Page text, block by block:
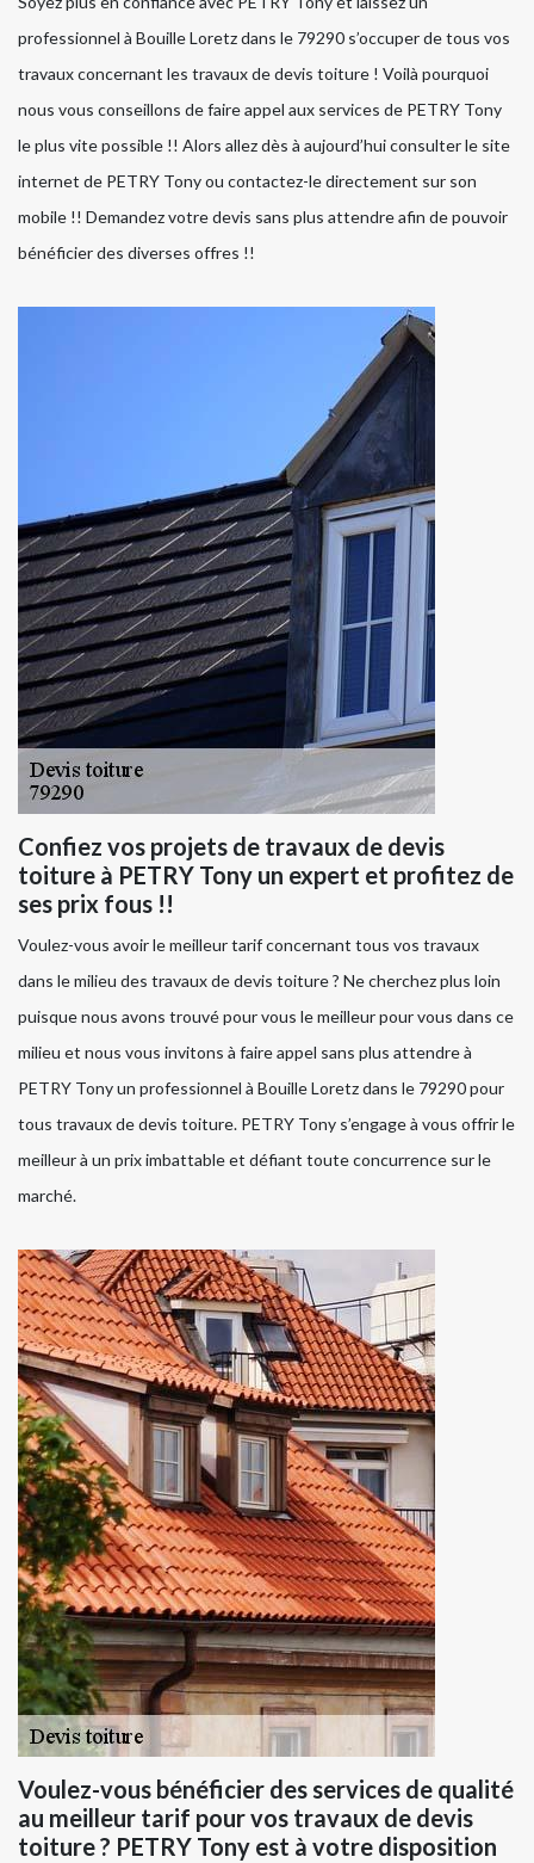
professionnel à Bouille Loretz dans le 79290 s’occuper de tous vos
travaux concernant les travaux de devis toiture ! Voilà pourquoi
nous vous conseillons de faire appel aux services de PETRY Tony
le plus vite possible !! Alors allez dès à aujourd’hui consulter le site
internet de PETRY Tony ou contactez-le directement sur son
mobile !! Demandez votre devis sans plus attendre afin de pouvoir
bénéficier des diverses offres !!
Confiez vos projets de travaux de devis
toiture à PETRY Tony un expert et profitez de
ses prix fous !!
Voulez-vous avoir le meilleur tarif concernant tous vos travaux
dans le milieu des travaux de devis toiture ? Ne cherchez plus loin
puisque nous avons trouvé pour vous le meilleur pour vous dans ce
milieu et nous vous invitons à faire appel sans plus attendre à
PETRY Tony un professionnel à Bouille Loretz dans le 79290 pour
tous travaux de devis toiture. PETRY Tony s’engage à vous offrir le
meilleur à un prix imbattable et défiant toute concurrence sur le
marché.
Voulez-vous bénéficier des services de qualité
au meilleur tarif pour vos travaux de devis
toiture ? PETRY Tony est à votre disposition